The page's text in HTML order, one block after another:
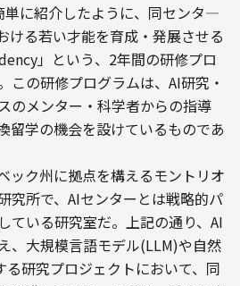
単に紹介したように、同センタ―
ける若い才能を育成・発展させる
」という、2年間の研修プロ
この研修プログラムは、AI研究・
のメンター・科学者からの指導
留学の機会を設けているものであ
ック州に拠点を構えるモントリオ
究所で、AIセンターとは戦略的パ
ている研究室だ。上記の通り、AI
、大規模言語モデル(LLM)や自然
研究プロジェクトにおいて、同